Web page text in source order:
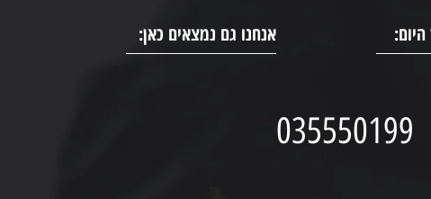
035550199
אנחנו גם נמצאים כאן: